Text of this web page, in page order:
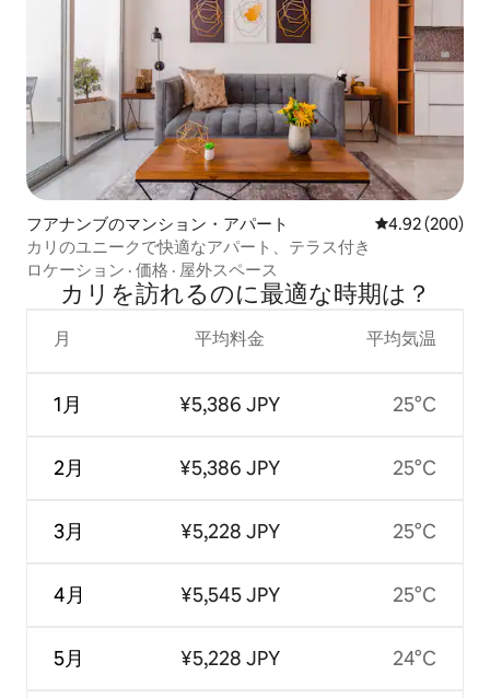
フアナンブのマンション・アパート レビュー200
4.92 (200)
カリのユニークで快適なアパート、テラス付き
ロケーション · 価格 · 屋外スペース
カリを訪⁠れ⁠るの⁠に最⁠適⁠な時⁠期⁠は⁠？
月
1月
2月
3月
4月
5月
平均料金
¥5,386 JPY
¥5,386 JPY
¥5,228 JPY
¥5,545 JPY
¥5,228 JPY
平均気温
25°C
25°C
25°C
25°C
24°C